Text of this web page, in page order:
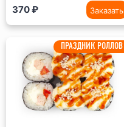
370 ₽ Заказать
ПРАЗДНИК РОЛЛОВ